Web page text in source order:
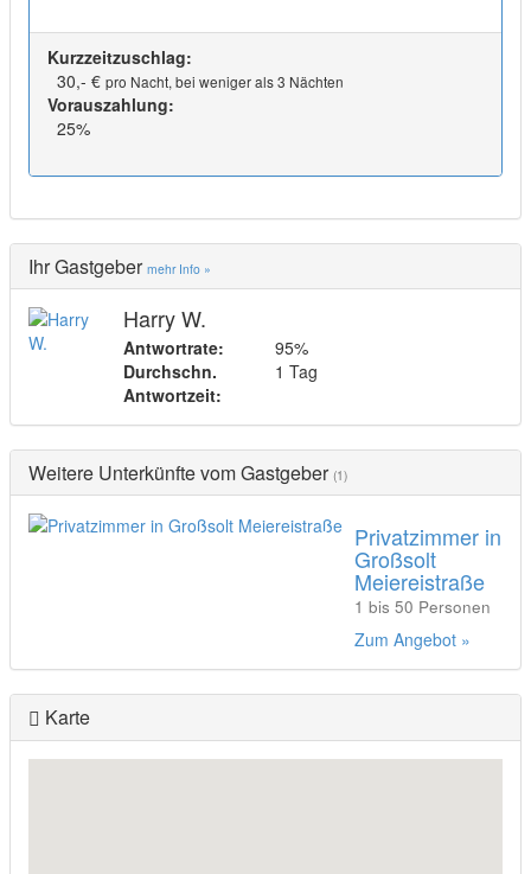
Kurzzeitzuschlag:
30,- € pro Nacht, bei weniger als 3 Nächten
Vorauszahlung:
25%
Ihr Gastgeber mehr Info »
Harry W.
Antwortrate:
95%
Durchschn.
Antwortzeit:
1 Tag
Weitere Unterkünfte vom Gastgeber (1)
Privatzimmer in
Großsolt
Meiereistraße
1 bis 50 Personen
Zum Angebot »
Karte